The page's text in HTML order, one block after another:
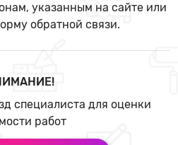
указанным на сайте или
обратной связи.
специалиста для оценки
работ